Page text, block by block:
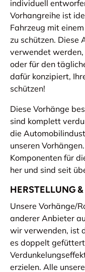
individuell
Vorhangreihe ist
Fahrzeug mit
zu schützen. Diese
verwendet
oder für den
dafür konzipiert,
schützen!
Diese Vorhänge
sind komplett
die
unseren
Komponenten für
her und sind seit
HERSTELLUNG
Unsere Vorhänge/
anderer Anbieter
wir verwenden, ist
es doppelt
erzielen. Alle